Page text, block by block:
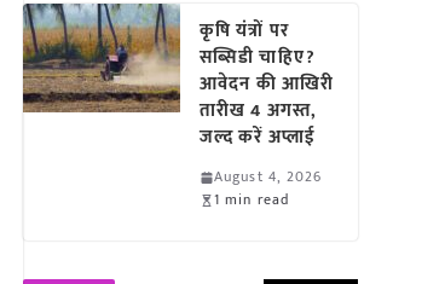
कृषि यंत्रों पर
सब्सिडी चाहिए?
आवेदन की आखिरी
तारीख 4 अगस्त,
जल्द करें अप्लाई
August 4, 2026
1 min read